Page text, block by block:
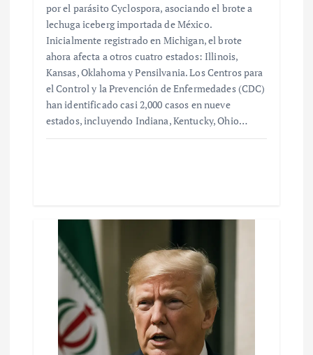
por el parásito Cyclospora, asociando el brote a
lechuga iceberg importada de México.
Inicialmente registrado en Michigan, el brote
ahora afecta a otros cuatro estados: Illinois,
Kansas, Oklahoma y Pensilvania. Los Centros para
el Control y la Prevención de Enfermedades (CDC)
han identificado casi 2,000 casos en nueve
estados, incluyendo Indiana, Kentucky, Ohio…